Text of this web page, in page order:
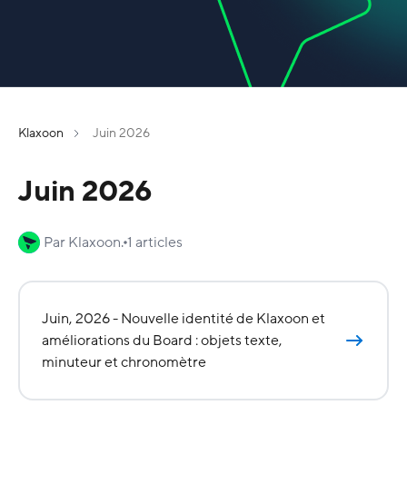
Klaxoon Juin 2026
Juin 2026
Par Klaxoon.1 articles
Juin, 2026 - Nouvelle identité de Klaxoon et
améliorations du Board : objets texte,
minuteur et chronomètre